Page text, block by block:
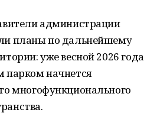
администрации
планы по дальнейшему
уже весной 2026 года
парком начнется
многофункционального